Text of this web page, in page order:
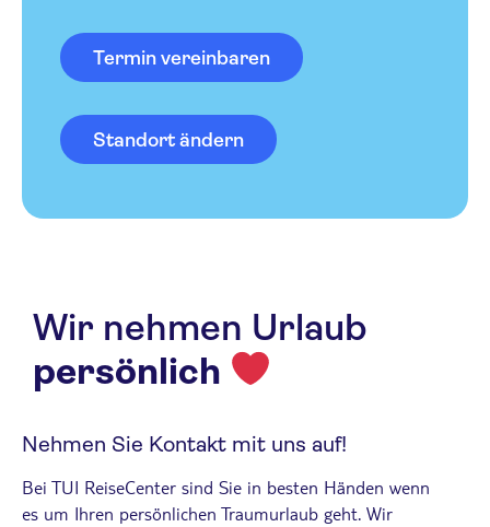
Termin vereinbaren
Standort ändern
Wir nehmen Urlaub
persönlich
Nehmen Sie Kontakt mit uns auf!
Bei TUI ReiseCenter sind Sie in besten Händen wenn
es um Ihren persönlichen Traumurlaub geht. Wir